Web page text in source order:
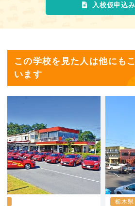
入校仮申込み
この学校を見た人は他にも
います
栃木県